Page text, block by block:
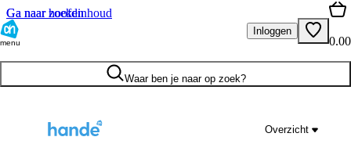
Ga naar hoofdinhoud
Ga naar zoeken
menu
Inloggen
0.00
Waar ben je naar op zoek?
Overzicht